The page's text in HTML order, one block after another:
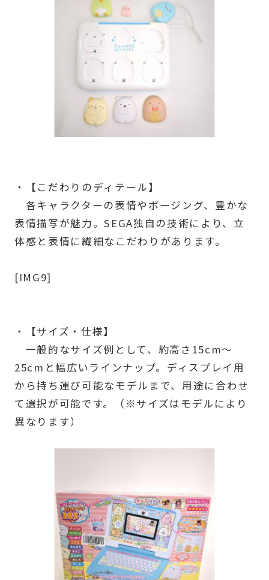
・【こだわりのディテール】
各キャラクターの表情やポージング、豊かな
表情描写が魅力。SEGA独自の技術により、立
体感と表情に繊細なこだわりがあります。
[IMG9]
・【サイズ・仕様】
一般的なサイズ例として、約高さ15cm～
25cmと幅広いラインナップ。ディスプレイ用
から持ち運び可能なモデルまで、用途に合わせ
て選択が可能です。（※サイズはモデルにより
異なります）